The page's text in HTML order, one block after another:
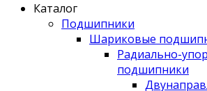
Каталог
Подшипники
Шариковые
Радиально-
подшипники